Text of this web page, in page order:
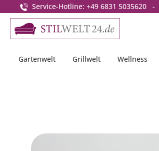
Zur Hauptnavigation springen
Service-Hotline: +49 6831 5035620 -
Gartenwelt Grillwelt Wellness
Bildergalerie überspringen